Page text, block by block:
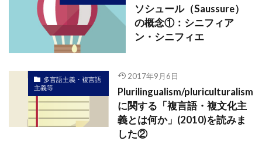
ソシュール（Saussure）
の概念①：シニフィア
ン・シニフィエ
多言語主義・複言語
主義等
2017年9月6日
Plurilingualism/pluriculturalism
に関する「複言語・複文化主
義とは何か」(2010)を読みま
した②